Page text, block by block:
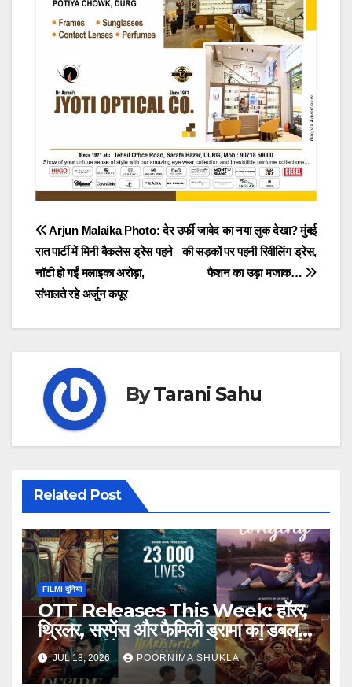
Post
navigation
उर्फी जावेद का नया लुक देखा? मुंबई
की सड़कों पर पहनी रिवीलिंग ड्रेस,
फैशन का उड़ा मजाक…
Arjun Malaika Photo: देर
रात पार्टी में मिनी बैकलेस ड्रेस पहने
नॉटी हो गईं मलाइका अरोड़ा,
संभालते रहे अर्जुन कपूर
ByTarani Sahu
Related Post
FILMI दुनिया
OTT Releases This Week: हॉरर,
थ्रिलर, सस्पेंस और फैमिली ड्रामा का डबल
डोज! इस वीकेंड OTT पर रिलीज हुईं 8 नई
फिल्में-सीरीज…
JUL 18, 2026 POORNIMA SHUKLA